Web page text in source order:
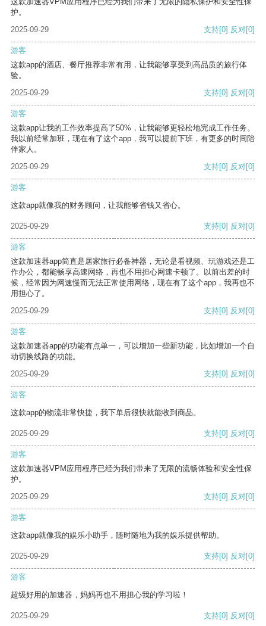
护。
2025-09-29
支持[0] 反对[0]
游客
这款app的酒店、餐厅推荐非常有用，让我能够享受到高品质的旅行体
验。
2025-09-29
支持[0] 反对[0]
游客
这款app让我的工作效率提高了50%，让我能够更轻松地完成工作任务。
我以前经常加班，现在有了这个app，我可以提前下班，有更多的时间陪
伴家人。
2025-09-29
支持[0] 反对[0]
游客
这款app就像我的财务顾问，让我能够省钱又省心。
2025-09-29 支持[0] 反对[0]
游客
这款加速器app简直是居家旅行必备神器，无论是看视频、玩游戏还是工
作办公，都能畅享高速网络，再也不用担心网速卡顿了。以前出差的时
候，经常因为网速慢而无法正常使用网络，现在有了这个app，我再也不
用担心了。
2025-09-29
支持[0] 反对[0]
游客
这款加速器app的功能有点单一，可以增加一些新功能，比如增加一个自
动切换线路的功能。
2025-09-29
支持[0] 反对[0]
游客
这款app的物流非常快捷，我下单后很快就能收到商品。
2025-09-29 支持[0] 反对[0]
游客
这款加速器VPM应用程序已经为我们带来了无限的流畅体验和安全性保
护。
2025-09-29
支持[0] 反对[0]
游客
这款app就像我的娱乐小助手，随时随地为我的娱乐提供帮助。
2025-09-29 支持[0] 反对[0]
游客
超级好用的加速器，妈妈再也不用担心我的学习啦！
2025-09-29 支持[0] 反对[0]